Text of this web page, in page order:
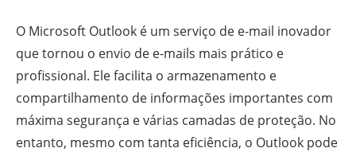
O Microsoft Outlook é um serviço de e-mail inovador
que tornou o envio de e-mails mais prático e
profissional. Ele facilita o armazenamento e
compartilhamento de informações importantes com
máxima segurança e várias camadas de proteção. No
entanto, mesmo com tanta eficiência, o Outlook pode